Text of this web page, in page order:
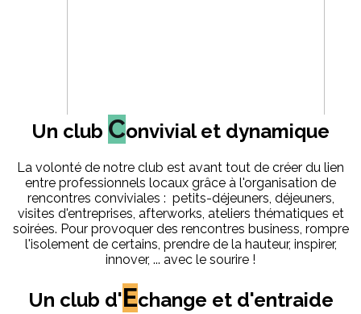
Un club Convivial et dynamique
La volonté de notre club est avant tout de créer du lien
entre professionnels locaux grâce à l'organisation de
rencontres conviviales : petits-déjeuners, déjeuners,
visites d'entreprises, afterworks, ateliers thématiques et
soirées. Pour provoquer des rencontres business, rompre
l'isolement de certains, prendre de la hauteur, inspirer,
innover, ... avec le sourire !
Un club d'Echange et d'entraide